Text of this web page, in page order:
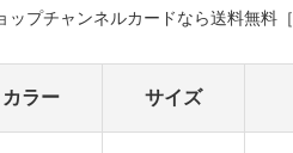
ップチャンネルカードなら送料無料［
カラー サイズ